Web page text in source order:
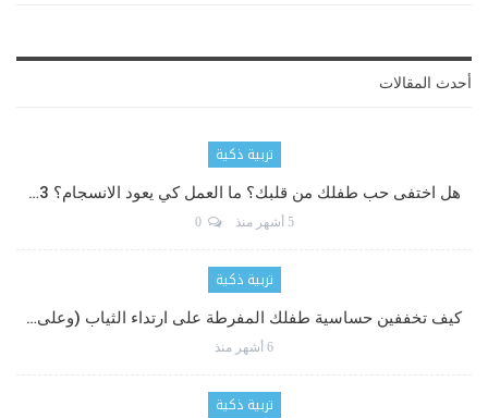
أحدث المقالات
تربية ذكية
هل اختفى حب طفلك من قلبك؟ ما العمل كي يعود الانسجام؟ 3…
5 أشهر منذ 0
تربية ذكية
كيف تخففين حساسية طفلك المفرطة على ارتداء الثياب (وعلى…
6 أشهر منذ
تربية ذكية